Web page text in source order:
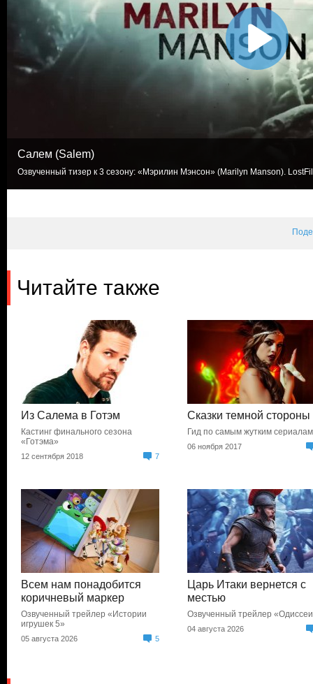
Салем (Salem)
Озвученный тизер к 3 сезону: «Мэрилин Мэнсон» (Marilyn Manson).
Читайте также
Из Салема в Готэм
Кастинг финального сезона
«Готэма»
12 сентября 2018 7
Сказки темной стороны
Гид по самым жутким сериалам
06 ноября 2017
Всем нам понадобится
коричневый маркер
Озвученный трейлер «Истории
игрушек 5»
05 августа 2026 5
Царь Итаки вернется с
местью
Озвученный трейлер
04 августа 2026